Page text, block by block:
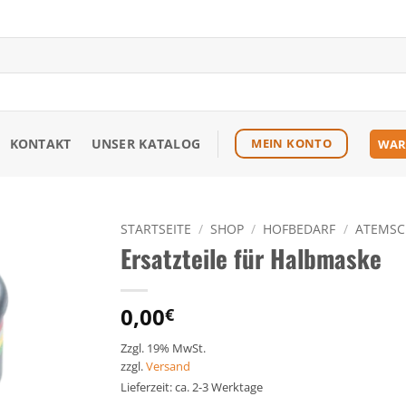
KONTAKT UNSER KATALOG MEIN KONTO
STARTSEITE / SHOP / HOFBEDARF /
Ersatzteile für Halbmaske
0,00€
Zzgl. 19% MwSt.
zzgl.Versand
Lieferzeit: ca. 2-3 Werktage